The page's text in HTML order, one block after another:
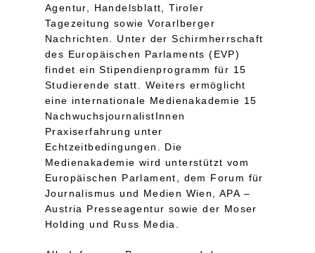
Agentur, Handelsblatt, Tiroler
Tagezeitung sowie Vorarlberger
Nachrichten. Unter der Schirmherrschaft
des Europäischen Parlaments (EVP)
findet ein Stipendienprogramm für 15
Studierende statt. Weiters ermöglicht
eine internationale Medienakademie 15
NachwuchsjournalistInnen
Praxiserfahrung unter
Echtzeitbedingungen. Die
Medienakademie wird unterstützt vom
Europäischen Parlament, dem Forum für
Journalismus und Medien Wien, APA –
Austria Presseagentur sowie der Moser
Holding und Russ Media.